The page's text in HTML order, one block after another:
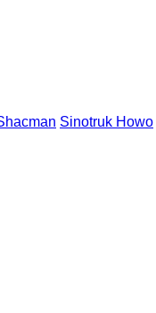
Sinotruk Howo